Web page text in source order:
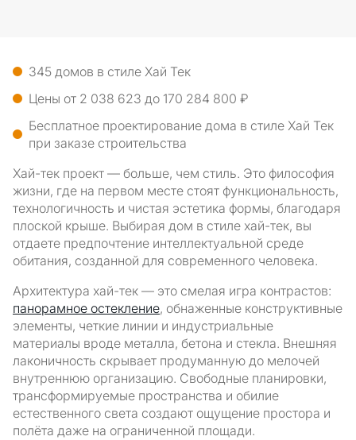
345 домов в стиле Хай Тек
Цены от 2 038 623 до 170 284 800 ₽
Бесплатное проектирование дома в стиле Хай Тек
при заказе строительства
Хай-тек проект — больше, чем стиль. Это философия
жизни, где на первом месте стоят функциональность,
технологичность и чистая эстетика формы, благодаря
плоской крыше. Выбирая дом в стиле хай-тек, вы
отдаете предпочтение интеллектуальной среде
обитания, созданной для современного человека.
Архитектура хай-тек — это смелая игра контрастов:
панорамное остекление, обнаженные конструктивные
элементы, четкие линии и индустриальные
материалы вроде металла, бетона и стекла. Внешняя
лаконичность скрывает продуманную до мелочей
внутреннюю организацию. Свободные планировки,
трансформируемые пространства и обилие
естественного света создают ощущение простора и
полёта даже на ограниченной площади.